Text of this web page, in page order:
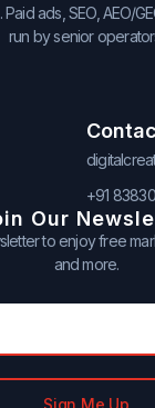
Paid ads, SEO, AEO/
run by senior
+91
Our
to enjoy free
and more.
Sign Me Up